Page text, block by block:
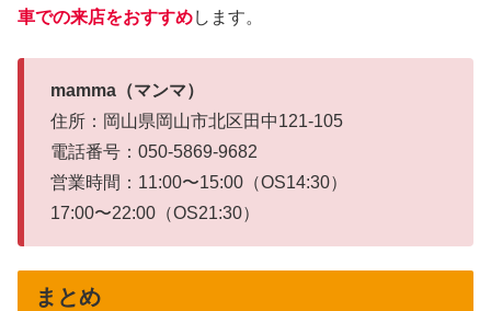
車での来店をおすすめします。
mamma（マンマ）
住所：岡山県岡山市北区田中121-105
電話番号：050-5869-9682
営業時間：11:00〜15:00（OS14:30）
17:00〜22:00（OS21:30）
まとめ